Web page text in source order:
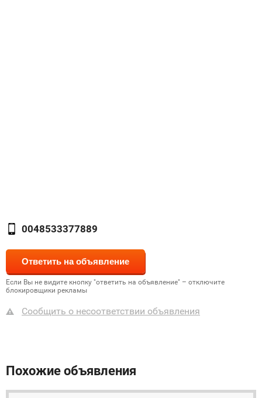
0048533377889
Если Вы не видите кнопку "ответить на объявление" – отключите
блокировщики рекламы
Сообщить о несоответствии объявления
Похожие объявления